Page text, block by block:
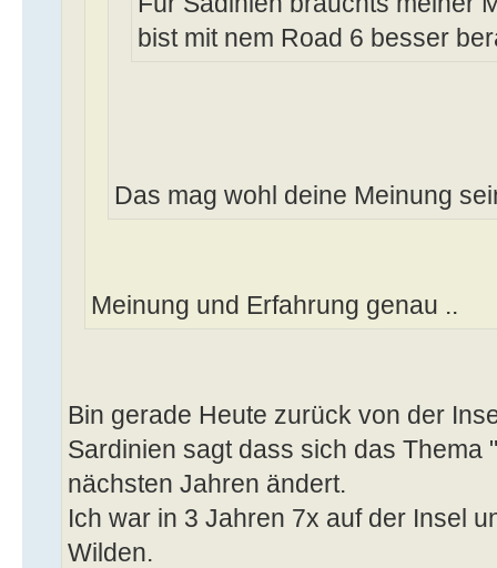
bist mit nem Road 6 besser
Das mag wohl deine Meinung
Meinung und Erfahrung genau ..
Bin gerade Heute zurück von der
Sardinien sagt dass sich das Thema
nächsten Jahren ändert.
Ich war in 3 Jahren 7x auf der Insel
Wilden.